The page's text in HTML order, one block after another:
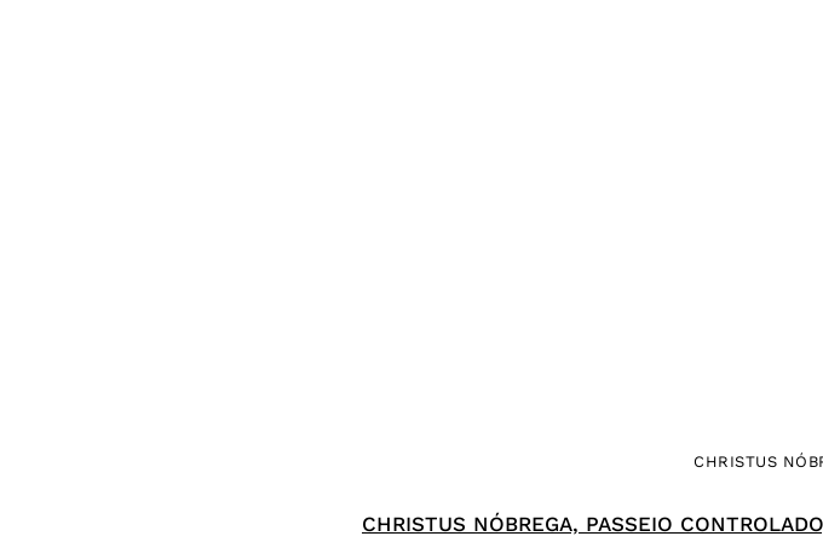
CHRISTUS
CHRISTUS NÓBREGA, PASSEIO